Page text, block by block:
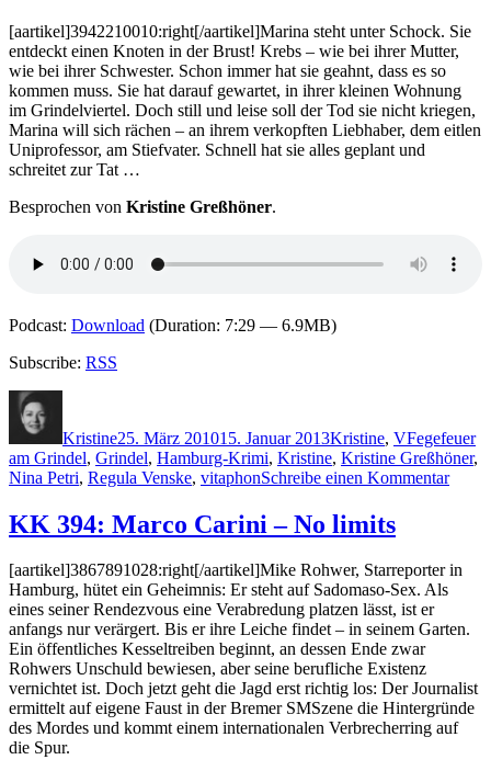
Nackige
Engel
[aartikel]3942210010:right[/aartikel]Marina steht unter Schock. Sie
entdeckt einen Knoten in der Brust! Krebs – wie bei ihrer Mutter,
wie bei ihrer Schwester. Schon immer hat sie geahnt, dass es so
kommen muss. Sie hat darauf gewartet, in ihrer kleinen Wohnung
im Grindelviertel. Doch still und leise soll der Tod sie nicht kriegen,
Marina will sich rächen – an ihrem verkopften Liebhaber, dem eitlen
Uniprofessor, am Stiefvater. Schnell hat sie alles geplant und
schreitet zur Tat …
Besprochen von Kristine Greßhöner.
Podcast: Download (Duration: 7:29 — 6.9MB)
Subscribe: RSS
Kristine25. März 201015. Januar 2013Kristine, VFegefeuer
am Grindel, Grindel, Hamburg-Krimi, Kristine, Kristine Greßhöner,
Nina Petri, Regula Venske, vitaphonSchreibe einen Kommentarzu
–
KK 394: Marco Carini – No limits
[aartikel]3867891028:right[/aartikel]Mike Rohwer, Starreporter in
Hamburg, hütet ein Geheimnis: Er steht auf Sadomaso-Sex. Als
eines seiner Rendezvous eine Verabredung platzen lässt, ist er
anfangs nur verärgert. Bis er ihre Leiche findet – in seinem Garten.
Ein öffentliches Kesseltreiben beginnt, an dessen Ende zwar
Rohwers Unschuld bewiesen, aber seine berufliche Existenz
vernichtet ist. Doch jetzt geht die Jagd erst richtig los: Der Journalist
ermittelt auf eigene Faust in der Bremer SMSzene die Hintergründe
des Mordes und kommt einem internationalen Verbrecherring auf
die Spur.